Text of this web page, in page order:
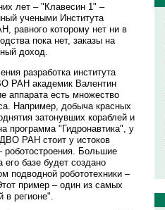
лет – "Клавесин 1" –
учеными Института
равного которому нет ни в
пока нет, заказы на
доход.
разработка института
РАН академик Валентин
аппарата есть множество
Например, добыча красных
затонувших кораблей и
программа "Гидронавтика", у
РАН стоит у истоков
роботостроения. Большие
базе будет создано
подводной робототехники –
пример – один из самых
регионе".